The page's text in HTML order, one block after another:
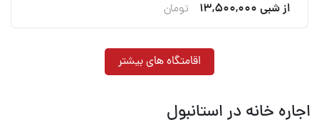
از شبی 13,500,000 تومان
اقامتگاه های بیشتر
اجاره خانه در استانبول